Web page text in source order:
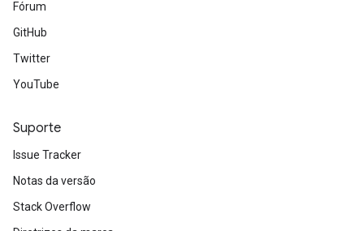
Fórum
GitHub
Twitter
YouTube
Suporte
Issue Tracker
Notas da versão
Stack Overflow